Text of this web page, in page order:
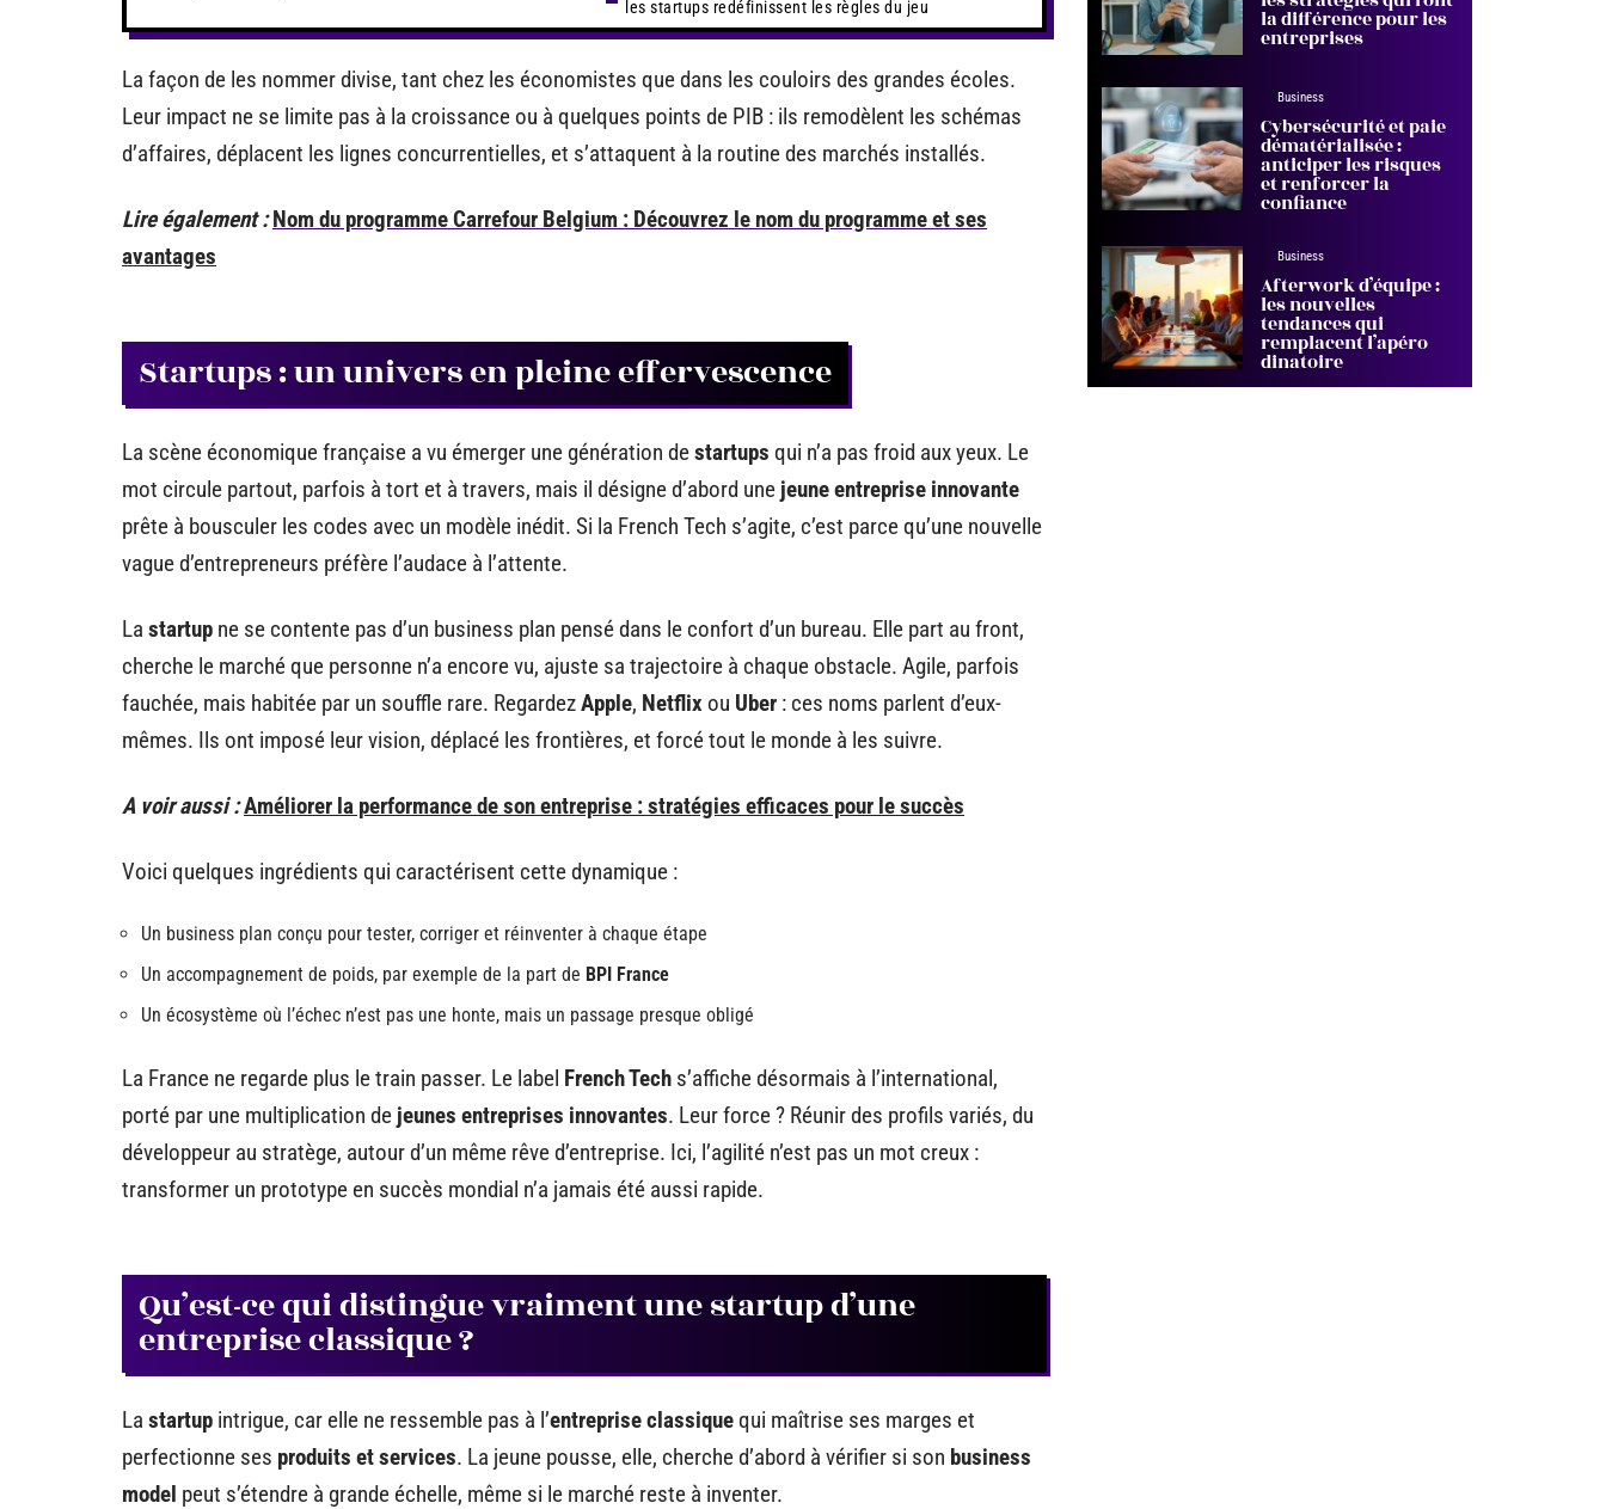
les startups redéfinissent les règles du jeu
La façon de les nommer divise, tant chez les économistes que dans les couloirs des grandes écoles.
Leur impact ne se limite pas à la croissance ou à quelques points de PIB : ils remodèlent les schémas
d’affaires, déplacent les lignes concurrentielles, et s’attaquent à la routine des marchés installés.
Lire également : Nom du programme Carrefour Belgium : Découvrez le nom du programme et ses
avantages
Startups : un univers en pleine effervescence
La scène économique française a vu émerger une génération destartups qui n’a pas froid aux yeux. Le
mot circule partout, parfois à tort et à travers, mais il désigne d’abord une jeune entreprise innovante
prête à bousculer les codes avec un modèle inédit. Si la French Tech s’agite, c’est parce qu’une nouvelle
vague d’entrepreneurs préfère l’audace à l’attente.
La startup ne se contente pas d’un business plan pensé dans le confort d’un bureau. Elle part au front,
cherche le marché que personne n’a encore vu, ajuste sa trajectoire à chaque obstacle. Agile, parfois
fauchée, mais habitée par un souffle rare. RegardezApple, Netflix ou Uber : ces noms parlent d’eux-
mêmes. Ils ont imposé leur vision, déplacé les frontières, et forcé tout le monde à les suivre.
A voir aussi :Améliorer la performance de son entreprise : stratégies efficaces pour le succès
Voici quelques ingrédients qui caractérisent cette dynamique :
Un business plan conçu pour tester, corriger et réinventer à chaque étape
Un accompagnement de poids, par exemple de la part de BPI France
Un écosystème où l’échec n’est pas une honte, mais un passage presque obligé
La France ne regarde plus le train passer. Le label French Tech s’affiche désormais à l’international,
porté par une multiplication de jeunes entreprises innovantes. Leur force ? Réunir des profils variés, du
développeur au stratège, autour d’un même rêve d’entreprise. Ici, l’agilité n’est pas un mot creux :
transformer un prototype en succès mondial n’a jamais été aussi rapide.
Qu’est-ce qui distingue vraiment une startup d’une
entreprise classique ?
La startup intrigue, car elle ne ressemble pas à l’entreprise classiquequi maîtrise ses marges et
perfectionne ses produits et services. La jeune pousse, elle, cherche d’abord à vérifier si son business
model peut s’étendre à grande échelle, même si le marché reste à inventer.
la différence pour les
entreprises
Business
Cybersécurité et paie
dématérialisée :
anticiper les risques
et renforcer la
confiance
Business
Afterwork d’équipe :
les nouvelles
tendances qui
remplacent l’apéro
dinatoire